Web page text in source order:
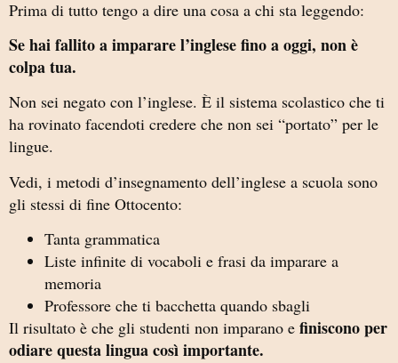
Prima di tutto tengo a dire una cosa a chi sta leggendo:
Se hai fallito a imparare l’inglese fino a oggi, non è
colpa tua.
Non sei negato con l’inglese. È il sistema scolastico che ti
ha rovinato facendoti credere che non sei “portato” per le
lingue.
Vedi, i metodi d’insegnamento dell’inglese a scuola sono
gli stessi di fine Ottocento:
Tanta grammatica
Liste infinite di vocaboli e frasi da imparare a
memoria
Professore che ti bacchetta quando sbagli
Il risultato è che gli studenti non imparano e finiscono per
odiare questa lingua così importante.